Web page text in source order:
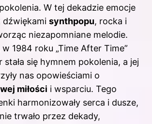
W tej dekadzie emocje
dźwiękami synthpopu, rocka i
niezapomniane melodie.
w 1984 roku „Time After Time”
stała się hymnem pokolenia, a jej
nas opowieściami o
miłości i wsparciu. Tego
harmonizowały serca i dusze,
trwało przez dekady,